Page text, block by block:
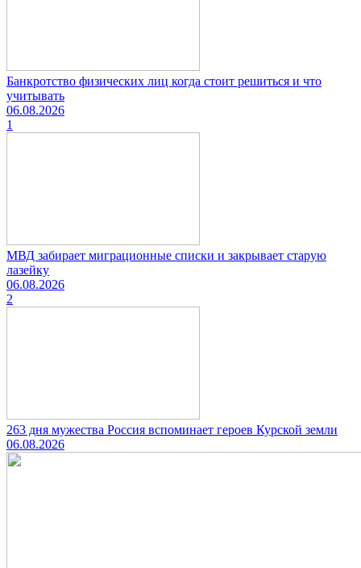
Банкротство физических лиц когда стоит решиться и что
учитывать
06.08.2026
1
МВД забирает миграционные списки и закрывает старую
лазейку
06.08.2026
2
263 дня мужества Россия вспоминает героев Курской земли
06.08.2026